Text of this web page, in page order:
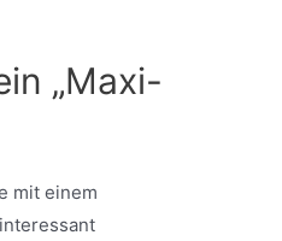
„Maxi-
mit einem